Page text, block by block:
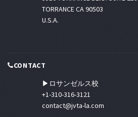
TORRANCE CA 90503
U.S.A.
CONTACT
▶ロサンゼルス校
+1-310-316-3121
contact@jvta-la.com